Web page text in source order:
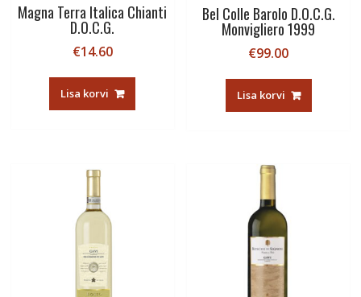
Magna Terra Italica Chianti
D.O.C.G.
€14.60
Lisa korvi
Bel Colle Barolo D.O.C.G.
Monvigliero 1999
€99.00
Lisa korvi